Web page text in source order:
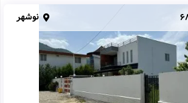
نوشهر